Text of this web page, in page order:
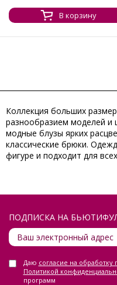
В корзину
Коллекция больших
разнообразием моделей и
модные блузы ярких
классические брюки.
фигуре и подходит для
ПОДПИСКА НА
Даю согласие на
Политикой
программ